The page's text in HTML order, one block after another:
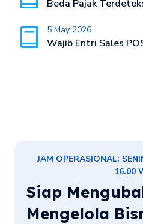
Beda Pajak
5 May 2026
Wajib Entri Sales
JAM OPERASIONAL:
16.00
Siap
Mengelola